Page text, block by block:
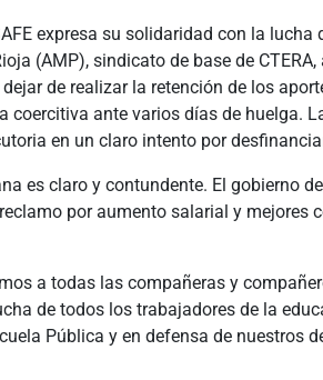
expresa su solidaridad con la lucha
(AMP), sindicato de base de CTERA,
de realizar la retención de los
coercitiva ante varios días de huelga.
en un claro intento por
es claro y contundente. El gobierno
por aumento salarial y mejores
a todas las compañeras y
de todos los trabajadores de la
Pública y en defensa de nuestros